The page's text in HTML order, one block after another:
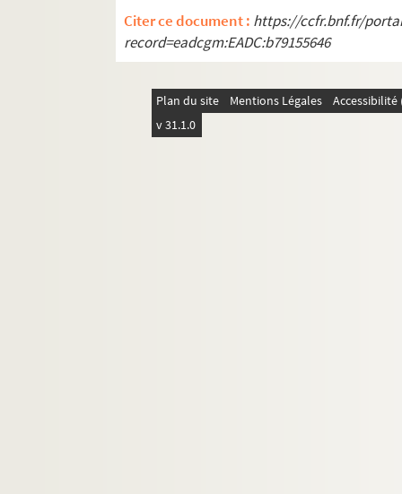
Citer ce document : https://ccfr.bnf.fr/
record=eadcgm:EADC:b79155646
Plan du site Mentions Légales
v 31.1.0